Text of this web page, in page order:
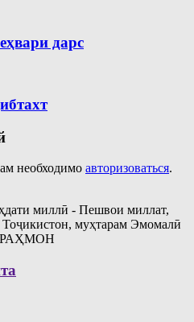
дарс
необходимо авторизоваться.
миллӣ - Пешвои миллат,
муҳтарам Эмомалӣ
РАҲМОН